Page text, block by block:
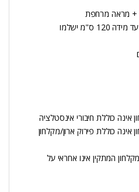
+ מראה מרחפת
-הובלה והתקנה – 350 ש"ח עד מידה 120 ס"מ ישלמו
כוללת חיבורי אינסטלציה
כוללת פירוק ארון/מקלחון
המתקין אינו אחראי על